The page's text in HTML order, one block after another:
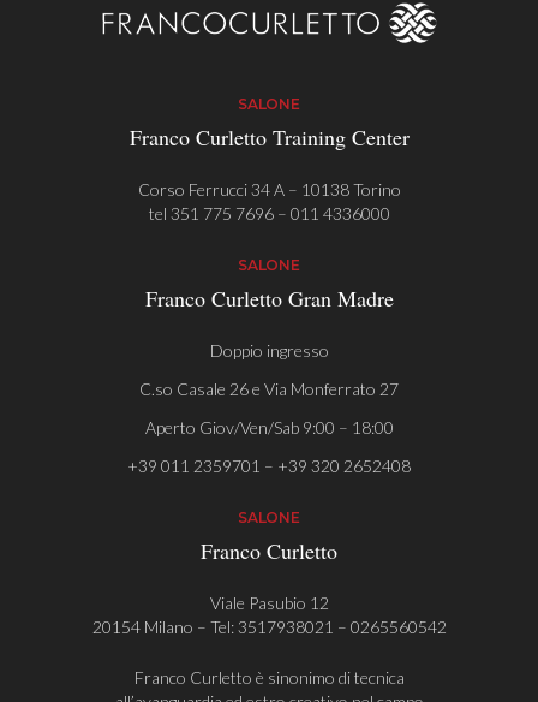
SALONE
Franco Curletto Training Center
Corso Ferrucci 34 A – 10138 Torino
tel 351 775 7696– 011 4336000
SALONE
Franco Curletto Gran Madre
Doppio ingresso
C.so Casale 26 e Via Monferrato 27
Aperto Giov/Ven/Sab 9:00 – 18:00
+39 011 2359701 – +39 320 2652408
SALONE
Franco Curletto
Viale Pasubio 12
20154 Milano – Tel:3517938021 – 0265560542
Franco Curletto è sinonimo di tecnica